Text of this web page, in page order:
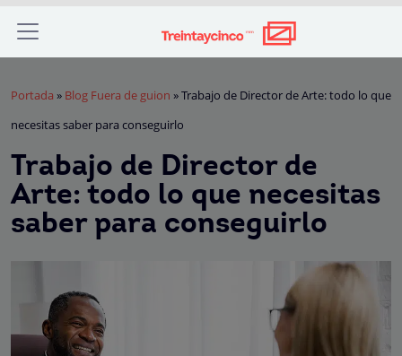
Portada » Blog Fuera de guion »Trabajo de Director de Arte: todo lo que
necesitas saber para conseguirlo
Trabajo de Director de
Arte: todo lo que necesitas
saber para conseguirlo